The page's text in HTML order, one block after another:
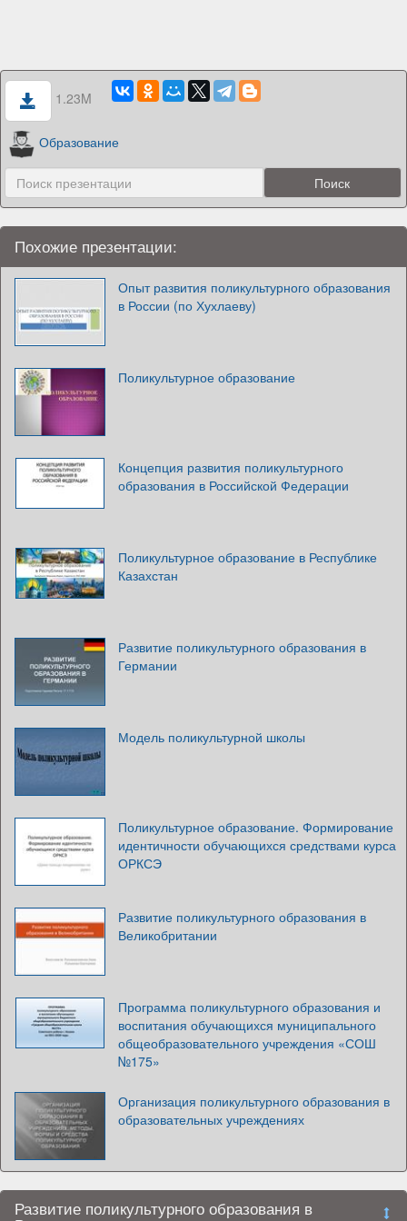
1.23M
Образование
Похожие презентации:
Опыт развития поликультурного образования
в России (по Хухлаеву)
Поликультурное образование
Концепция развития поликультурного
образования в Российской Федерации
Поликультурное образование в Республике
Казахстан
Развитие поликультурного образования в
Германии
Модель поликультурной школы
Поликультурное образование. Формирование
идентичности обучающихся средствами курса
ОРКСЭ
Развитие поликультурного образования в
Великобритании
Программа поликультурного образования и
воспитания обучающихся муниципального
общеобразовательного учреждения «СОШ
№175»
Организация поликультурного образования в
образовательных учреждениях
Развитие поликультурного образования в